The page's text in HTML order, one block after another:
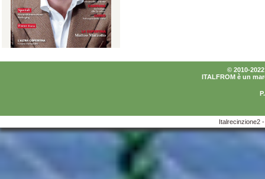
© 2010-
ITALFROM è un
Italrecinzione2